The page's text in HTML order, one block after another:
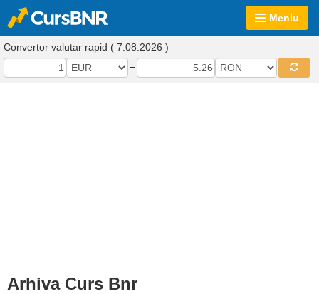
Meniu
Convertor valutar rapid ( 7.08.2026 )
=
Arhiva Curs Bnr